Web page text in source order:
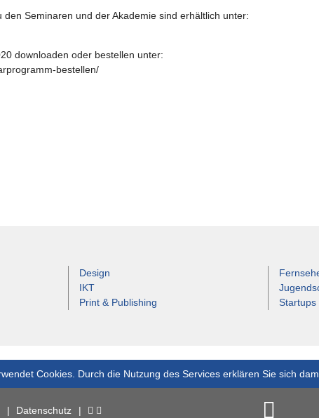
Seminaren und der Akademie sind erhältlich unter:
downloaden oder bestellen unter:
bestellen/
Design
IKT
Print & Publishing Startups
Datenschutz
Cookies. Durch die Nutzung des Services erklären Sie sich